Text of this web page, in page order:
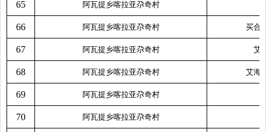
65 阿瓦提乡喀拉亚尕奇村
66 阿瓦提乡喀拉亚尕奇村 买合
67 阿瓦提乡喀拉亚尕奇村 艾
68 阿瓦提乡喀拉亚尕奇村 艾海
69 阿瓦提乡喀拉亚尕奇村
70 阿瓦提乡喀拉亚尕奇村